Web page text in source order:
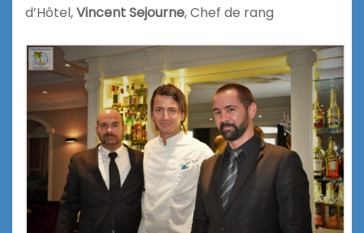
d’Hôtel,Vincent Sejourne, Chef de rang